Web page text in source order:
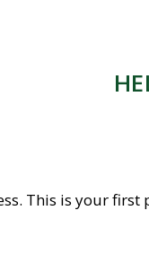
This is your